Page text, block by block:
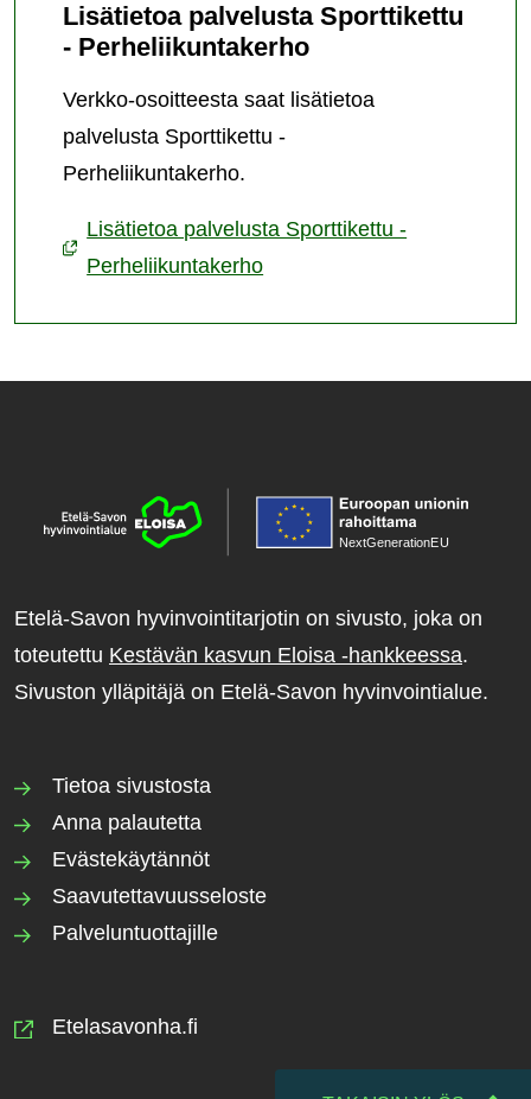
Lisätietoa palvelusta Sporttikettu
- Perheliikuntakerho
Verkko-osoitteesta saat lisätietoa
palvelusta Sporttikettu -
Perheliikuntakerho.
Lisätietoa palvelusta Sporttikettu -
Perheliikuntakerho
NextGenerationEU
Etelä-Savon hyvinvointitarjotin on sivusto, joka on
toteutettu Kestävän kasvun Eloisa -hankkeessa.
Sivuston ylläpitäjä on Etelä-Savon hyvinvointialue.
Tietoa sivustosta
Anna palautetta
Evästekäytännöt
Saavutettavuusseloste
Palveluntuottajille
Etelasavonha.fi